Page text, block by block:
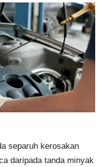
separuh kerosakan
daripada tanda minyak